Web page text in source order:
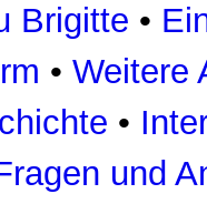
Brigitte •
• Weitere
•
und